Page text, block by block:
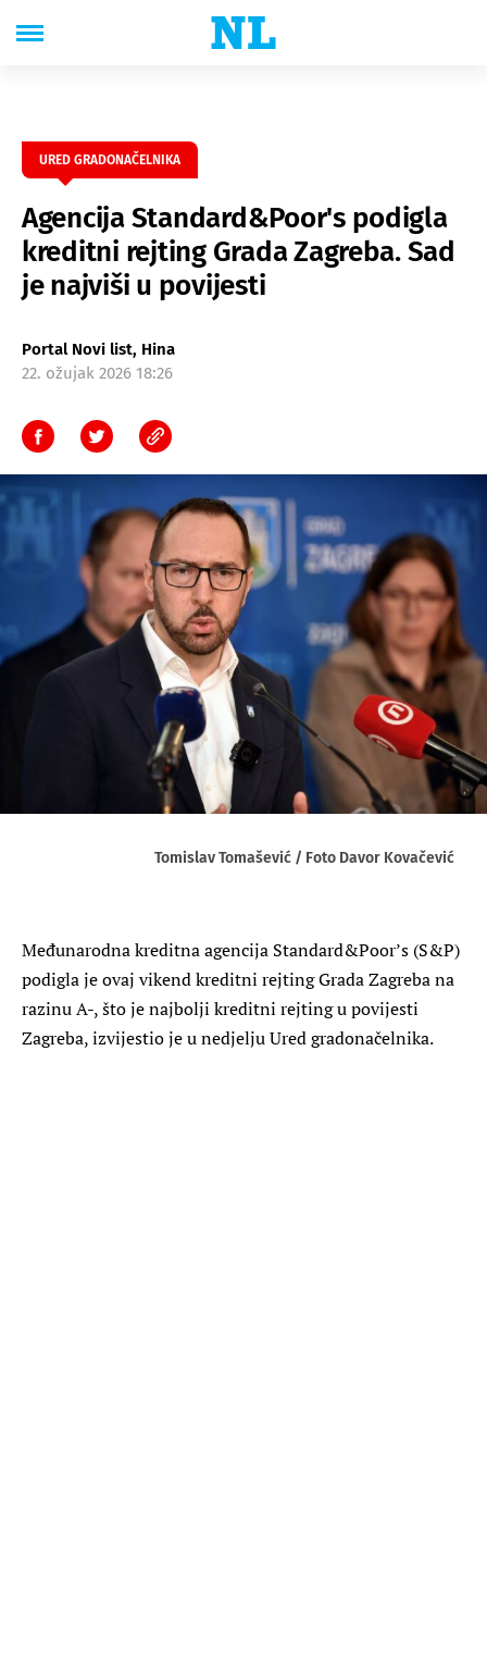
URED GRADONAČELNIKA
Agencija Standard&Poor's podigla
kreditni rejting Grada Zagreba. Sad
je najviši u povijesti
Portal Novi list, Hina
22. ožujak 2026 18:26
Tomislav Tomašević / Foto Davor Kovačević
Međunarodna kreditna agencija Standard&Poor’s (S&P)
podigla je ovaj vikend kreditni rejting Grada Zagreba na
razinu A-, što je najbolji kreditni rejting u povijesti
Zagreba, izvijestio je u nedjelju Ured gradonačelnika.